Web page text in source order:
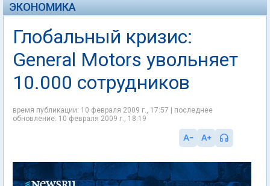
ЭКОНОМИКА
Глобальный кризис:
General Motors увольняет
10.000 сотрудников
время публикации: 10 февраля 2009 г., 17:57 | последнее
обновление: 10 февраля 2009 г., 18:19